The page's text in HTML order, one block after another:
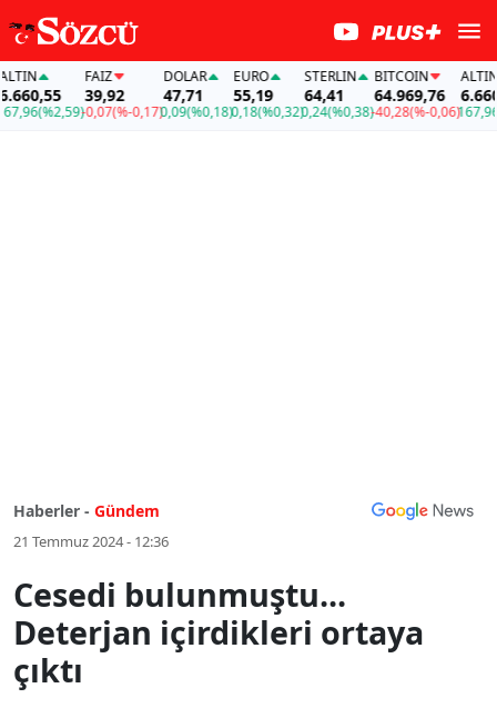
FAİZ
39,92
-0,07(%-0,17)
DOLAR
47,71
0,09(%0,18)
EURO
55,19
0,18(%0,32)
STERLIN
64,41
0,24(%0,38)
BITCOIN
64.969,76
-40,28(%-0,06)
ALTIN
6.660,55
167,96(%2,59)
Haberler - Gündem
21 Temmuz 2024 - 12:36
Cesedi bulunmuştu...
Deterjan içirdikleri ortaya
çıktı